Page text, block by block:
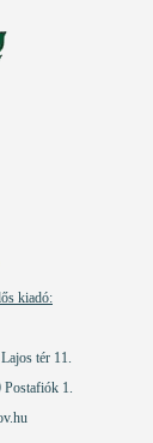
kiadó:
tér 11.
Postafiók 1.